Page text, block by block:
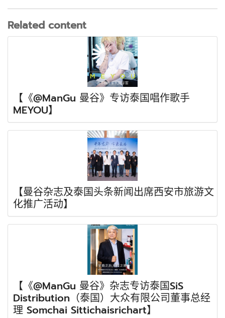
Related content
【《@ManGu 曼谷》专访泰国唱作歌手
MEYOU】
【曼谷杂志及泰国头条新闻出席西安市旅游文
化推广活动】
【《@ManGu 曼谷》杂志专访泰国SiS
Distribution（泰国）大众有限公司董事总经
理 Somchai Sittichaisrichart】